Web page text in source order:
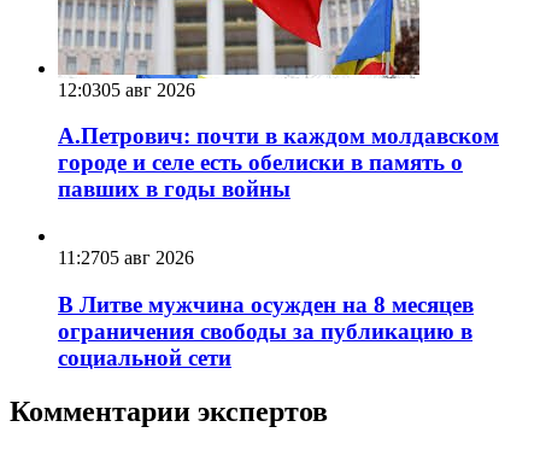
12:0305 авг 2026
А.Петрович: почти в каждом молдавском
городе и селе есть обелиски в память о
павших в годы войны
11:2705 авг 2026
В Литве мужчина осужден на 8 месяцев
ограничения свободы за публикацию в
социальной сети
Комментарии экспертов